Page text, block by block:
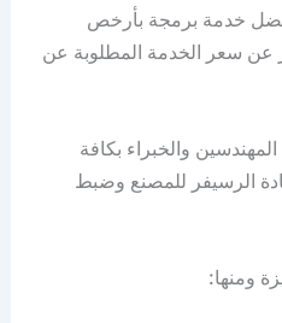
خدمة برمجة بأرخص
عن سعر الخدمة المطلوبة عن
والخبراء بكافة
الرسيفر للمصنع وضبط
ومنها: